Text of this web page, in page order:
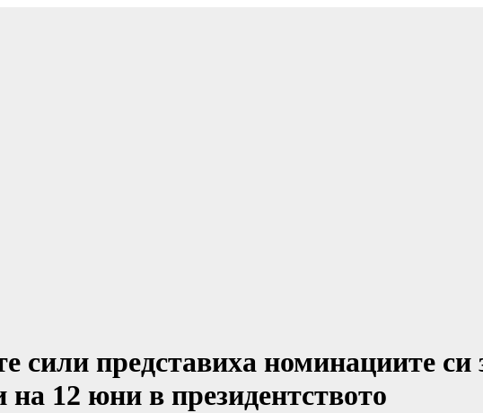
сили представиха номинациите
на 12 юни в президентството